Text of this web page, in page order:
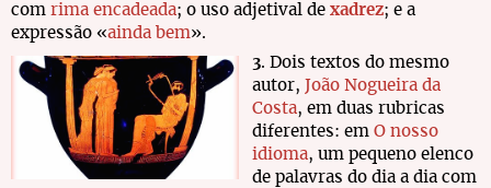
com rima encadeada; o uso adjetival de xadrez; e a
expressão «ainda bem».
3. Dois textos do mesmo
autor, João Nogueira da
Costa, em duas rubricas
diferentes: em O nosso
idioma, um pequeno elenco
de palavras do dia a dia com